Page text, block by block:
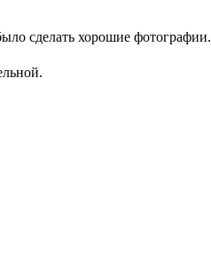
сделать хорошие фотографии.